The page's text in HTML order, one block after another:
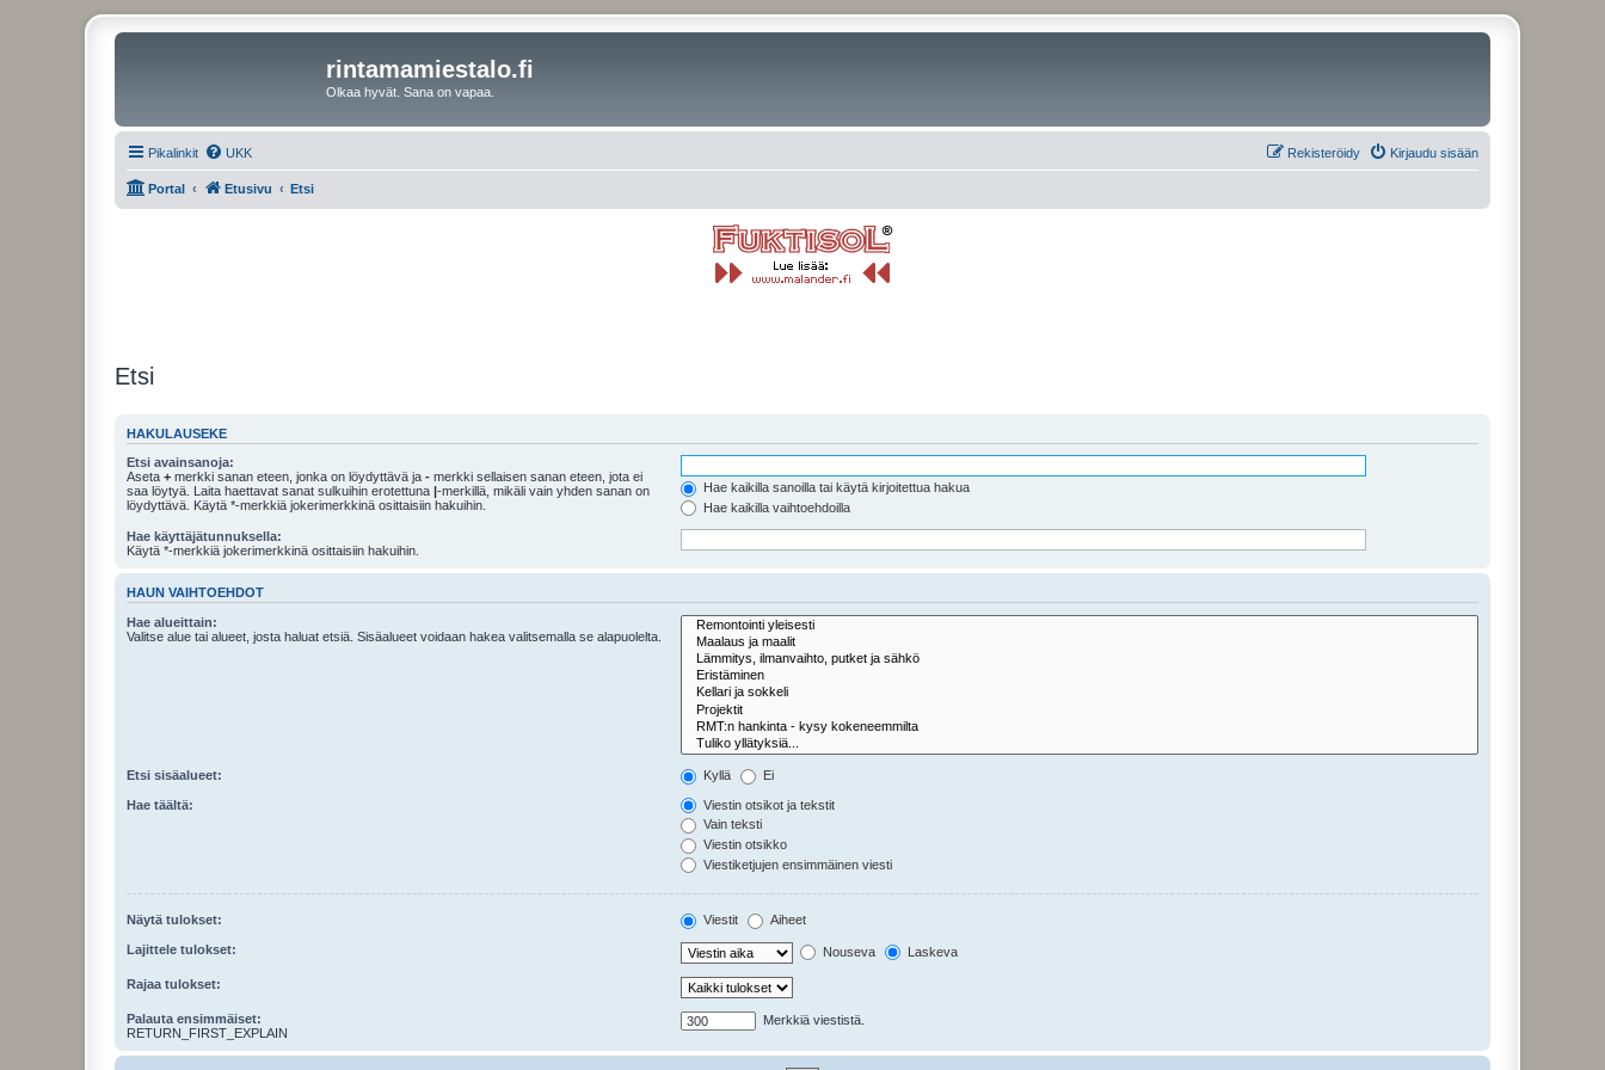
rintamamiestalo.fi
Olkaa hyvät. Sana on vapaa.
Pikalinkit UKK Kirjaudu sisään
Rekisteröidy
Portal Etusivu Etsi
Etsi
HAKULAUSEKE
Etsi avainsanoja:
Aseta + merkki sanan eteen, jonka on löydyttävä ja - merkki sellaisen sanan eteen, jota ei
saa löytyä. Laita haettavat sanat sulkuihin erotettuna |-merkillä, mikäli vain yhden sanan on
löydyttävä. Käytä *-merkkiä jokerimerkkinä osittaisiin hakuihin.
Hae kaikilla sanoilla tai käytä kirjoitettua hakua
Hae kaikilla vaihtoehdoilla
Hae käyttäjätunnuksella:
Käytä *-merkkiä jokerimerkkinä osittaisiin hakuihin.
HAUN VAIHTOEHDOT
Hae alueittain:
Valitse alue tai alueet, josta haluat etsiä. Sisäalueet voidaan hakea valitsemalla se alapuolelta.
Etsi sisäalueet: Kyllä Ei
Hae täältä:
Viestin otsikot ja tekstit
Vain teksti
Viestin otsikko
Viestiketjujen ensimmäinen viesti
Näytä tulokset: Viestit Aiheet
Lajittele tulokset: Nouseva Laskeva
Rajaa tulokset:
Palauta ensimmäiset:
RETURN_FIRST_EXPLAIN
Merkkiä viestistä.